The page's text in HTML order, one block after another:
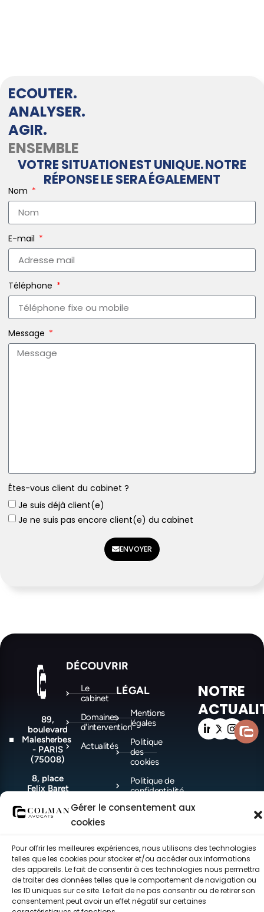
Gérer le consentement aux
cookies
Pour offrir les meilleures expériences, nous utilisons des technologies
telles que les cookies pour stocker et/ou accéder aux informations
des appareils. Le fait de consentir à ces technologies nous permettra
de traiter des données telles que le comportement de navigation ou
les ID uniques sur ce site. Le fait de ne pas consentir ou de retirer son
consentement peut avoir un effet négatif sur certaines
ECOUTER.
ANALYSER.
AGIR.
ENSEMBLE
VOTRE SITUATION EST UNIQUE. NOTRE
RÉPONSE LE SERA ÉGALEMENT
Nom
E-mail
Téléphone
Message
Êtes-vous client du cabinet ?
Je suis déjà client(e)
Je ne suis pas encore client(e) du cabinet
ENVOYER
89,
boulevard
Malesherbes
- PARIS
(75008)
8, place
Felix Baret
MARSEILLE
(13006)
DÉCOUVRIR
Le
cabinet
Domaines
d'intervention
Actualités
LÉGAL
Mentions
légales
Politique
des
cookies
Politique de
confidentialité
NOTRE
©COLMAN Avocats 2021-2026 – Tous droits réservés – made with ♥ by
CEC.